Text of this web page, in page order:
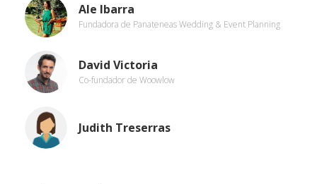
Ale Ibarra
Fundadora de Panateneas Wedding & Event Planning
David Victoria
Co-fundador de Woowlow
Judith Treserras